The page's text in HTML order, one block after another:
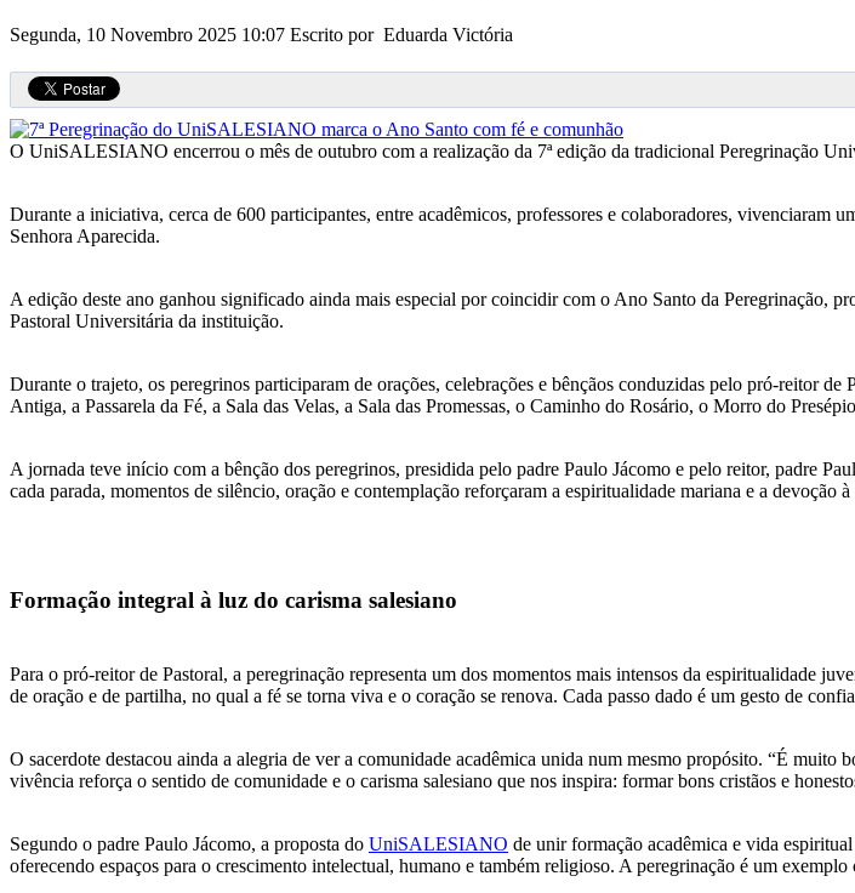
Segunda, 10 Novembro 2025 10:07 Escrito por Eduarda Victória
O UniSALESIANO encerrou o mês de outubro com a realização da 7ª edição da tradicional Peregrinação
Durante a iniciativa, cerca de 600 participantes, entre acadêmicos, professores e colaboradores,
Senhora Aparecida.
A edição deste ano ganhou significado ainda mais especial por coincidir com o Ano Santo da Peregrinação,
Pastoral Universitária da instituição.
Durante o trajeto, os peregrinos participaram de orações, celebrações e bênçãos conduzidas pelo pró-reitor
Antiga, a Passarela da Fé, a Sala das Velas, a Sala das Promessas, o Caminho do Rosário, o Morro do
A jornada teve início com a bênção dos peregrinos, presidida pelo padre Paulo Jácomo e pelo reitor, padre
cada parada, momentos de silêncio, oração e contemplação reforçaram a espiritualidade mariana e a devoção
Formação integral à luz do carisma salesiano
Para o pró-reitor de Pastoral, a peregrinação representa um dos momentos mais intensos da espiritualidade
de oração e de partilha, no qual a fé se torna viva e o coração se renova. Cada passo dado é um gesto de
O sacerdote destacou ainda a alegria de ver a comunidade acadêmica unida num mesmo propósito. “É muito
vivência reforça o sentido de comunidade e o carisma salesiano que nos inspira: formar bons cristãos e
Segundo o padre Paulo Jácomo, a proposta do UniSALESIANO de unir formação acadêmica e vida
oferecendo espaços para o crescimento intelectual, humano e também religioso. A peregrinação é um